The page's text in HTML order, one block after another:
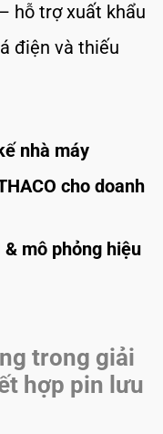
hỗ trợ xuất khẩu
điện và thiếu
nhà máy
cho doanh
mô phỏng hiệu
trong giải
hợp pin lưu